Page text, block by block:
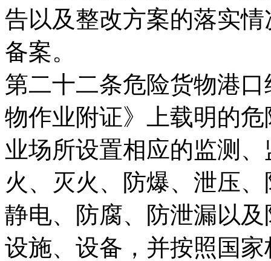
告以及整改方案的落实
备案。
第二十二条危险货物港
物作业附证》上载明的
业场所设置相应的监测
火、灭火、防爆、泄压
静电、防腐、防泄漏以
设施、设备，并按照国